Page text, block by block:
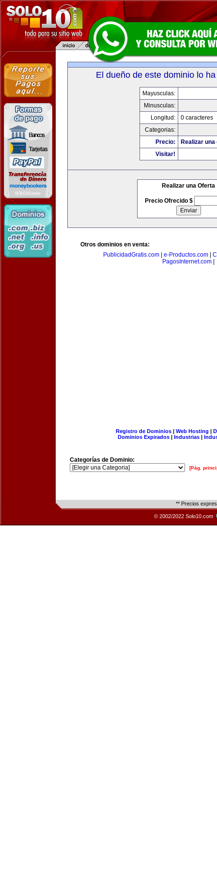
El dueño de este dominio lo
Mayusculas:
Minusculas:
Longitud:
0 caracteres
Categorias:
Precio:
Realizar
Visitar!
Realizar una Oferta
Precio Ofrecido $
Otros dominios en venta:
PublicidadGratis.com
e-Productos.com
PagosInternet.com
Registro de Dominios| Web Hosting |
Dominios Expirados | Industrias |
Categorías de Dominio:
[Pág.
** Precios
© 2002/2022 Solo10.com